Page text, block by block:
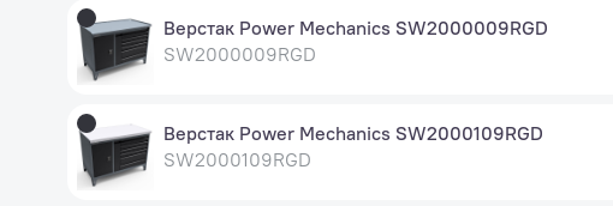
Верстак Power Mechanics SW2000009RGD
SW2000009RGD
Верстак Power Mechanics SW2000109RGD
SW2000109RGD